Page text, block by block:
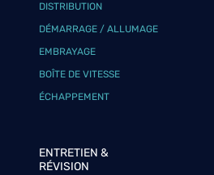
DISTRIBUTION
DÉMARRAGE / ALLUMAGE
EMBRAYAGE
BOÎTE DE VITESSE
ÉCHAPPEMENT
ENTRETIEN &
RÉVISION